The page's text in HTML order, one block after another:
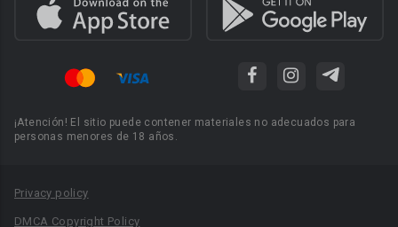
¡Atención! El sitio puede contener materiales no adecuados para
personas menores de 18 años.
Privacy policy
DMCA Copyright Policy